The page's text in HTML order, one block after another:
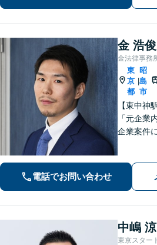
金 浩俊
金法律事務
東
京
都
|
昭
島
市
【東中神
「元企業
企業案件
し問題に
電話でお問い合わせ
中嶋 涼
東京スター